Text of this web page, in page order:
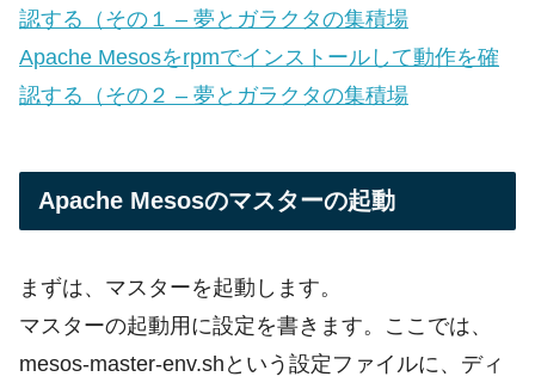
認する（その１ – 夢とガラクタの集積場
Apache Mesosをrpmでインストールして動作を確
認する（その２ – 夢とガラクタの集積場
Apache Mesosのマスターの起動
まずは、マスターを起動します。
マスターの起動用に設定を書きます。ここでは、
mesos-master-env.shという設定ファイルに、ディ